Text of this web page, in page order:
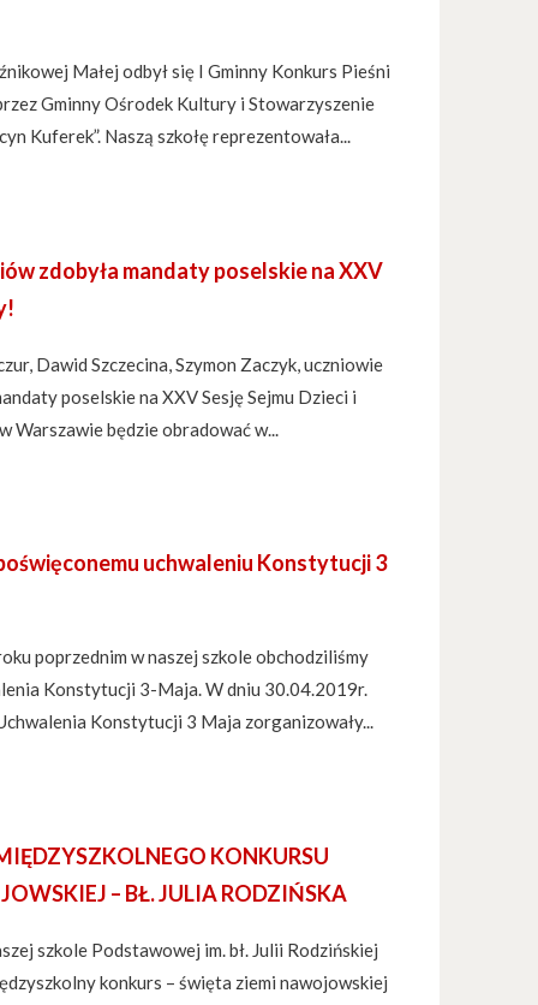
Małej odbył się I Gminny Konkurs Pieśni
Gminny Ośrodek Kultury i Stowarzyszenie
Kuferek”. Naszą szkołę reprezentowała...
zdobyła mandaty poselskie na XXV
Dawid Szczecina, Szymon Zaczyk, uczniowie
poselskie na XXV Sesję Sejmu Dzieci i
Warszawie będzie obradować w...
uchwaleniu Konstytucji 3
poprzednim w naszej szkole obchodziliśmy
Konstytucji 3-Maja. W dniu 30.04.2019r.
Konstytucji 3 Maja zorganizowały...
KONKURSU
– BŁ. JULIA RODZIŃSKA
szkole Podstawowej im. bł. Julii Rodzińskiej
konkurs – święta ziemi nawojowskiej